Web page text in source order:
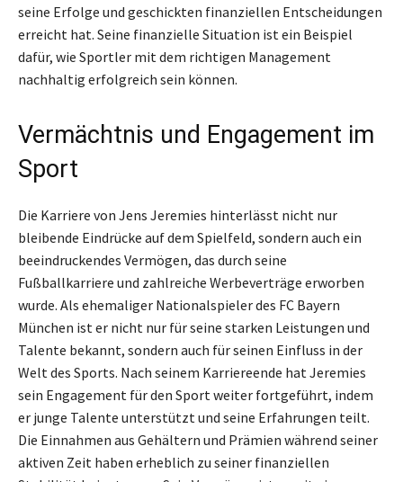
seine Erfolge und geschickten finanziellen Entscheidungen
erreicht hat. Seine finanzielle Situation ist ein Beispiel
dafür, wie Sportler mit dem richtigen Management
nachhaltig erfolgreich sein können.
Vermächtnis und Engagement im
Sport
Die Karriere von Jens Jeremies hinterlässt nicht nur
bleibende Eindrücke auf dem Spielfeld, sondern auch ein
beeindruckendes Vermögen, das durch seine
Fußballkarriere und zahlreiche Werbeverträge erworben
wurde. Als ehemaliger Nationalspieler des FC Bayern
München ist er nicht nur für seine starken Leistungen und
Talente bekannt, sondern auch für seinen Einfluss in der
Welt des Sports. Nach seinem Karriereende hat Jeremies
sein Engagement für den Sport weiter fortgeführt, indem
er junge Talente unterstützt und seine Erfahrungen teilt.
Die Einnahmen aus Gehältern und Prämien während seiner
aktiven Zeit haben erheblich zu seiner finanziellen